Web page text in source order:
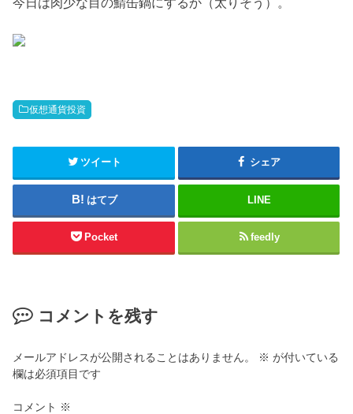
仮想通貨投資
ツイート シェア
はてブ LINE
Pocket feedly
コメントを残す
メールアドレスが公開されることはありません。 ※ が付いている
欄は必須項目です
コメント ※